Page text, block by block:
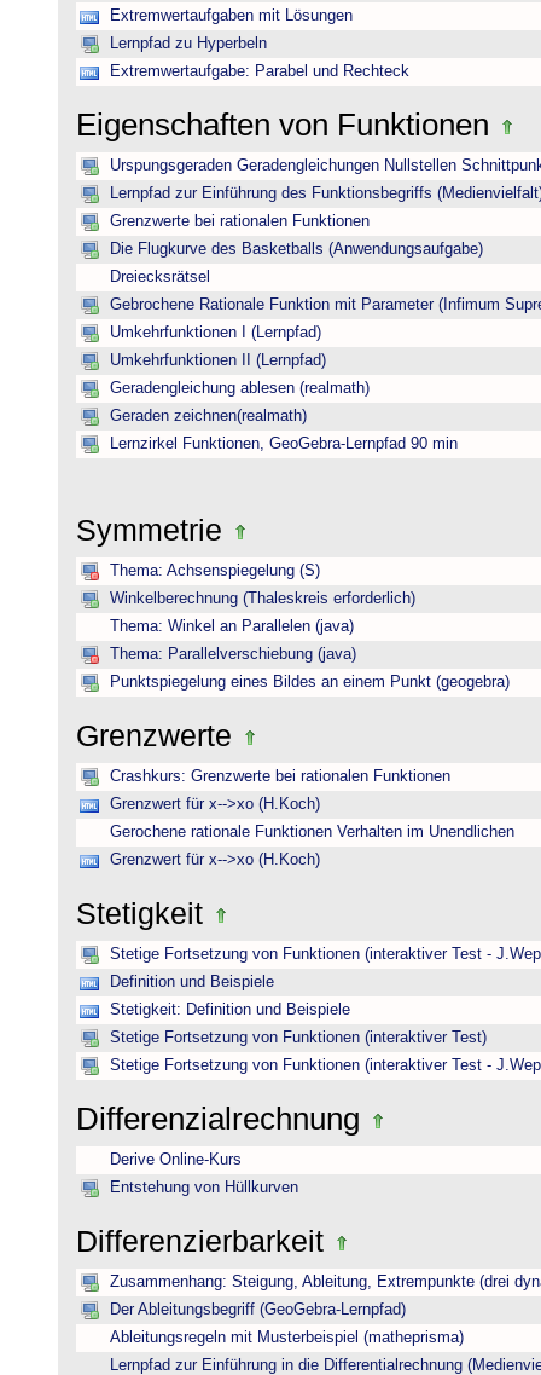
Extremwertaufgaben mit Lösungen
Lernpfad zu Hyperbeln
Extremwertaufgabe: Parabel und Rechteck
Eigenschaften von Funktionen
Urspungsgeraden Geradengleichungen Nullstellen
Lernpfad zur Einführung des Funktionsbegriffs
Grenzwerte bei rationalen Funktionen
Die Flugkurve des Basketballs (Anwendungsaufgabe)
Dreiecksrätsel
Gebrochene Rationale Funktion mit Parameter (Infimum
Umkehrfunktionen I (Lernpfad)
Umkehrfunktionen II (Lernpfad)
Geradengleichung ablesen (realmath)
Geraden zeichnen(realmath)
Lernzirkel Funktionen, GeoGebra-Lernpfad 90 min
Symmetrie
Thema: Achsenspiegelung (S)
Winkelberechnung (Thaleskreis erforderlich)
Thema: Winkel an Parallelen (java)
Thema: Parallelverschiebung (java)
Punktspiegelung eines Bildes an einem Punkt (geogebra)
Grenzwerte
Crashkurs: Grenzwerte bei rationalen Funktionen
Grenzwert für x-->xo (H.Koch)
Gerochene rationale Funktionen Verhalten im Unendlichen
Grenzwert für x-->xo (H.Koch)
Stetigkeit
Stetige Fortsetzung von Funktionen (interaktiver Test -
Definition und Beispiele
Stetigkeit: Definition und Beispiele
Stetige Fortsetzung von Funktionen (interaktiver Test)
Stetige Fortsetzung von Funktionen (interaktiver Test -
Differenzialrechnung
Derive Online-Kurs
Entstehung von Hüllkurven
Differenzierbarkeit
Zusammenhang: Steigung, Ableitung, Extrempunkte (drei
Der Ableitungsbegriff (GeoGebra-Lernpfad)
Ableitungsregeln mit Musterbeispiel (matheprisma)
Lernpfad zur Einführung in die Differentialrechnung